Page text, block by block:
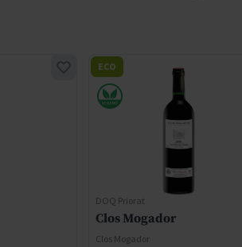
DOQ Priorat
Clos Mogador
Clos Mogador
ECO